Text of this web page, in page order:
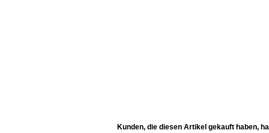
Kunden, die diesen Artikel gekauft haben,